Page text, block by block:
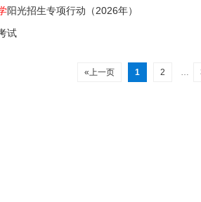
阳光招生专项行动（2026年）
试
«上一页 1 2 …